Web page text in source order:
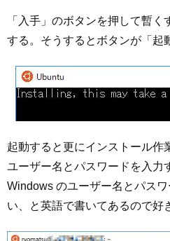
「入手」のボタンを押して暫
する。そうするとボタンが「起
起動すると更にインストール作
ユーザー名とパスワードを入力
Windows のユーザー名とパス
い、と英語で書いてあるので好